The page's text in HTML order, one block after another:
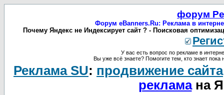
форум
Форум eBanners.Ru: Реклама в
Почему Яндекс не Индексирует сайт ? - Поисковая
У вас есть вопрос по рекламе в
Вы уже всё знаете? Помогите тем, кто знает пока
Реклама SU: продвижение сайта
рекламана